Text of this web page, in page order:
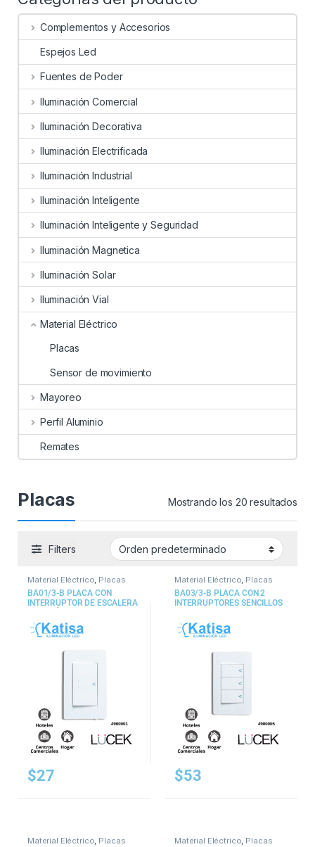
Complementos y Accesorios
Espejos Led
Fuentes de Poder
Iluminación Comercial
Iluminación Decorativa
Iluminación Electrificada
Iluminación Industrial
Iluminación Inteligente
Iluminación Inteligente y Seguridad
Iluminación Magnetica
Iluminación Solar
Iluminación Vial
Material Eléctrico
Placas
Sensor de movimiento
Mayoreo
Perfil Aluminio
Remates
Placas Mostrando los 20 resultados
Filters
Material Eléctrico, Placas
BA01/3-B PLACA CON
INTERRUPTOR DE ESCALERA
BLANCO
$27
Material Eléctrico, Placas
BA03/3-B PLACA CON 2
INTERRUPTORES SENCILLOS
MÓDULO COLOR BLANCO
$53
Material Eléctrico, Placas
Material Eléctrico, Placas